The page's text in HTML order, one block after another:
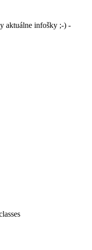
aktuálne infošky ;-) -